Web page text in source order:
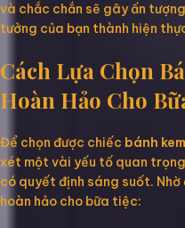
và chắc chắn sẽ gây ấn
tưởng của bạn thành hiện
Cách Lựa Chọn
Hoàn Hảo Cho
Để chọn được chiếc bánh
xét một vài yếu tố quan
có quyết định sáng suốt.
hoàn hảo cho bữa tiệc: